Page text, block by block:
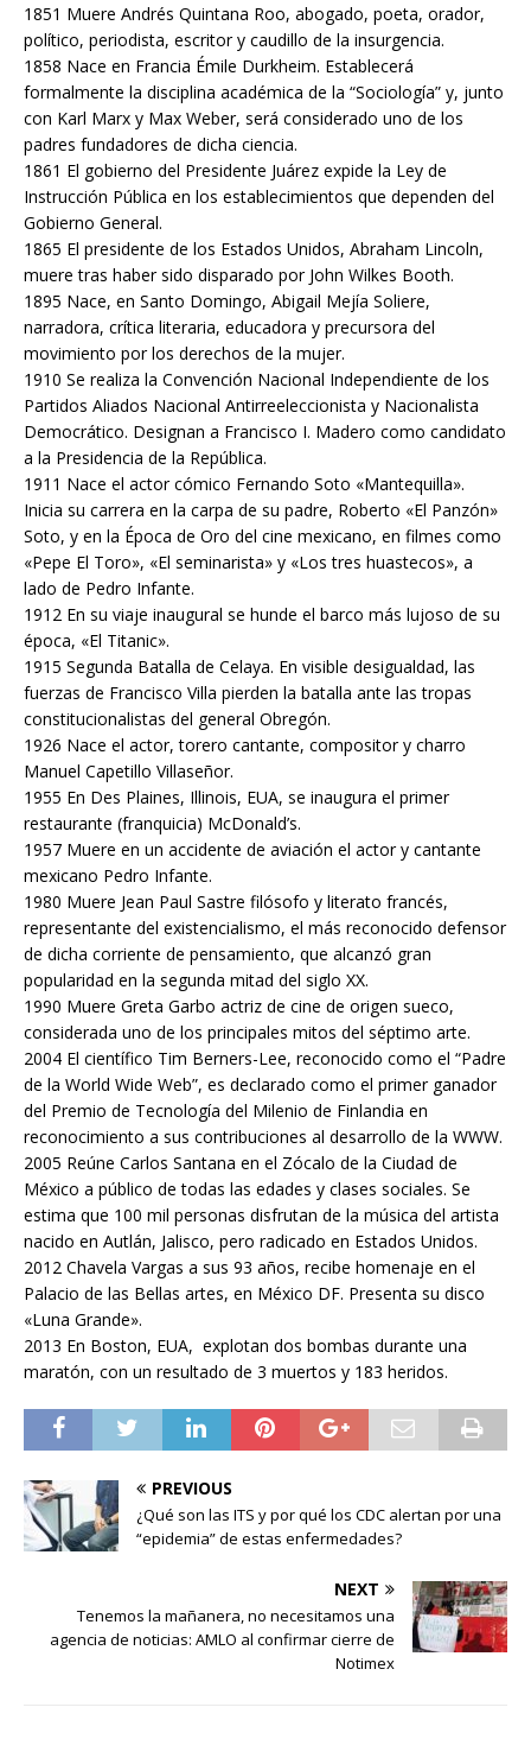
1851 Muere Andrés Quintana Roo, abogado, poeta, orador,
político, periodista, escritor y caudillo de la insurgencia.
1858 Nace en Francia Émile Durkheim. Establecerá
formalmente la disciplina académica de la “Sociología” y, junto
con Karl Marx y Max Weber, será considerado uno de los
padres fundadores de dicha ciencia.
1861 El gobierno del Presidente Juárez expide la Ley de
Instrucción Pública en los establecimientos que dependen del
Gobierno General.
1865 El presidente de los Estados Unidos, Abraham Lincoln,
muere tras haber sido disparado por John Wilkes Booth.
1895 Nace, en Santo Domingo, Abigail Mejía Soliere,
narradora, crítica literaria, educadora y precursora del
movimiento por los derechos de la mujer.
1910 Se realiza la Convención Nacional Independiente de los
Partidos Aliados Nacional Antirreeleccionista y Nacionalista
Democrático. Designan a Francisco I. Madero como candidato
a la Presidencia de la República.
1911 Nace el actor cómico Fernando Soto «Mantequilla».
Inicia su carrera en la carpa de su padre, Roberto «El Panzón»
Soto, y en la Época de Oro del cine mexicano, en filmes como
«Pepe El Toro», «El seminarista» y «Los tres huastecos», a
lado de Pedro Infante.
1912 En su viaje inaugural se hunde el barco más lujoso de su
época, «El Titanic».
1915 Segunda Batalla de Celaya. En visible desigualdad, las
fuerzas de Francisco Villa pierden la batalla ante las tropas
constitucionalistas del general Obregón.
1926 Nace el actor, torero cantante, compositor y charro
Manuel Capetillo Villaseñor.
1955 En Des Plaines, Illinois, EUA, se inaugura el primer
restaurante (franquicia) McDonald’s.
1957 Muere en un accidente de aviación el actor y cantante
mexicano Pedro Infante.
1980 Muere Jean Paul Sastre filósofo y literato francés,
representante del existencialismo, el más reconocido defensor
de dicha corriente de pensamiento, que alcanzó gran
popularidad en la segunda mitad del siglo XX.
1990 Muere Greta Garbo actriz de cine de origen sueco,
considerada uno de los principales mitos del séptimo arte.
2004 El científico Tim Berners-Lee, reconocido como el “Padre
de la World Wide Web”, es declarado como el primer ganador
del Premio de Tecnología del Milenio de Finlandia en
reconocimiento a sus contribuciones al desarrollo de la WWW.
2005 Reúne Carlos Santana en el Zócalo de la Ciudad de
México a público de todas las edades y clases sociales. Se
estima que 100 mil personas disfrutan de la música del artista
nacido en Autlán, Jalisco, pero radicado en Estados Unidos.
2012 Chavela Vargas a sus 93 años, recibe homenaje en el
Palacio de las Bellas artes, en México DF. Presenta su disco
«Luna Grande».
2013 En Boston, EUA, explotan dos bombas durante una
maratón, con un resultado de 3 muertos y 183 heridos.
PREVIOUS
¿Qué son las ITS y por qué los CDC alertan por una
“epidemia” de estas enfermedades?
NEXT
Tenemos la mañanera, no necesitamos una
agencia de noticias: AMLO al confirmar cierre de
Notimex